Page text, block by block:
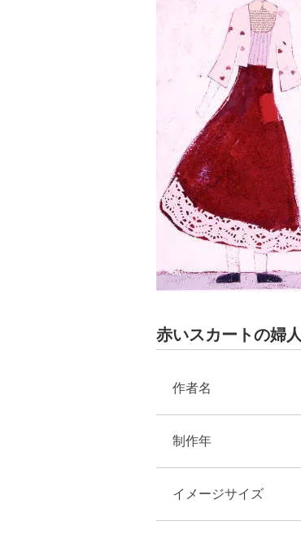
赤いスカートの婦人
作者名
制作年
イメージサイズ